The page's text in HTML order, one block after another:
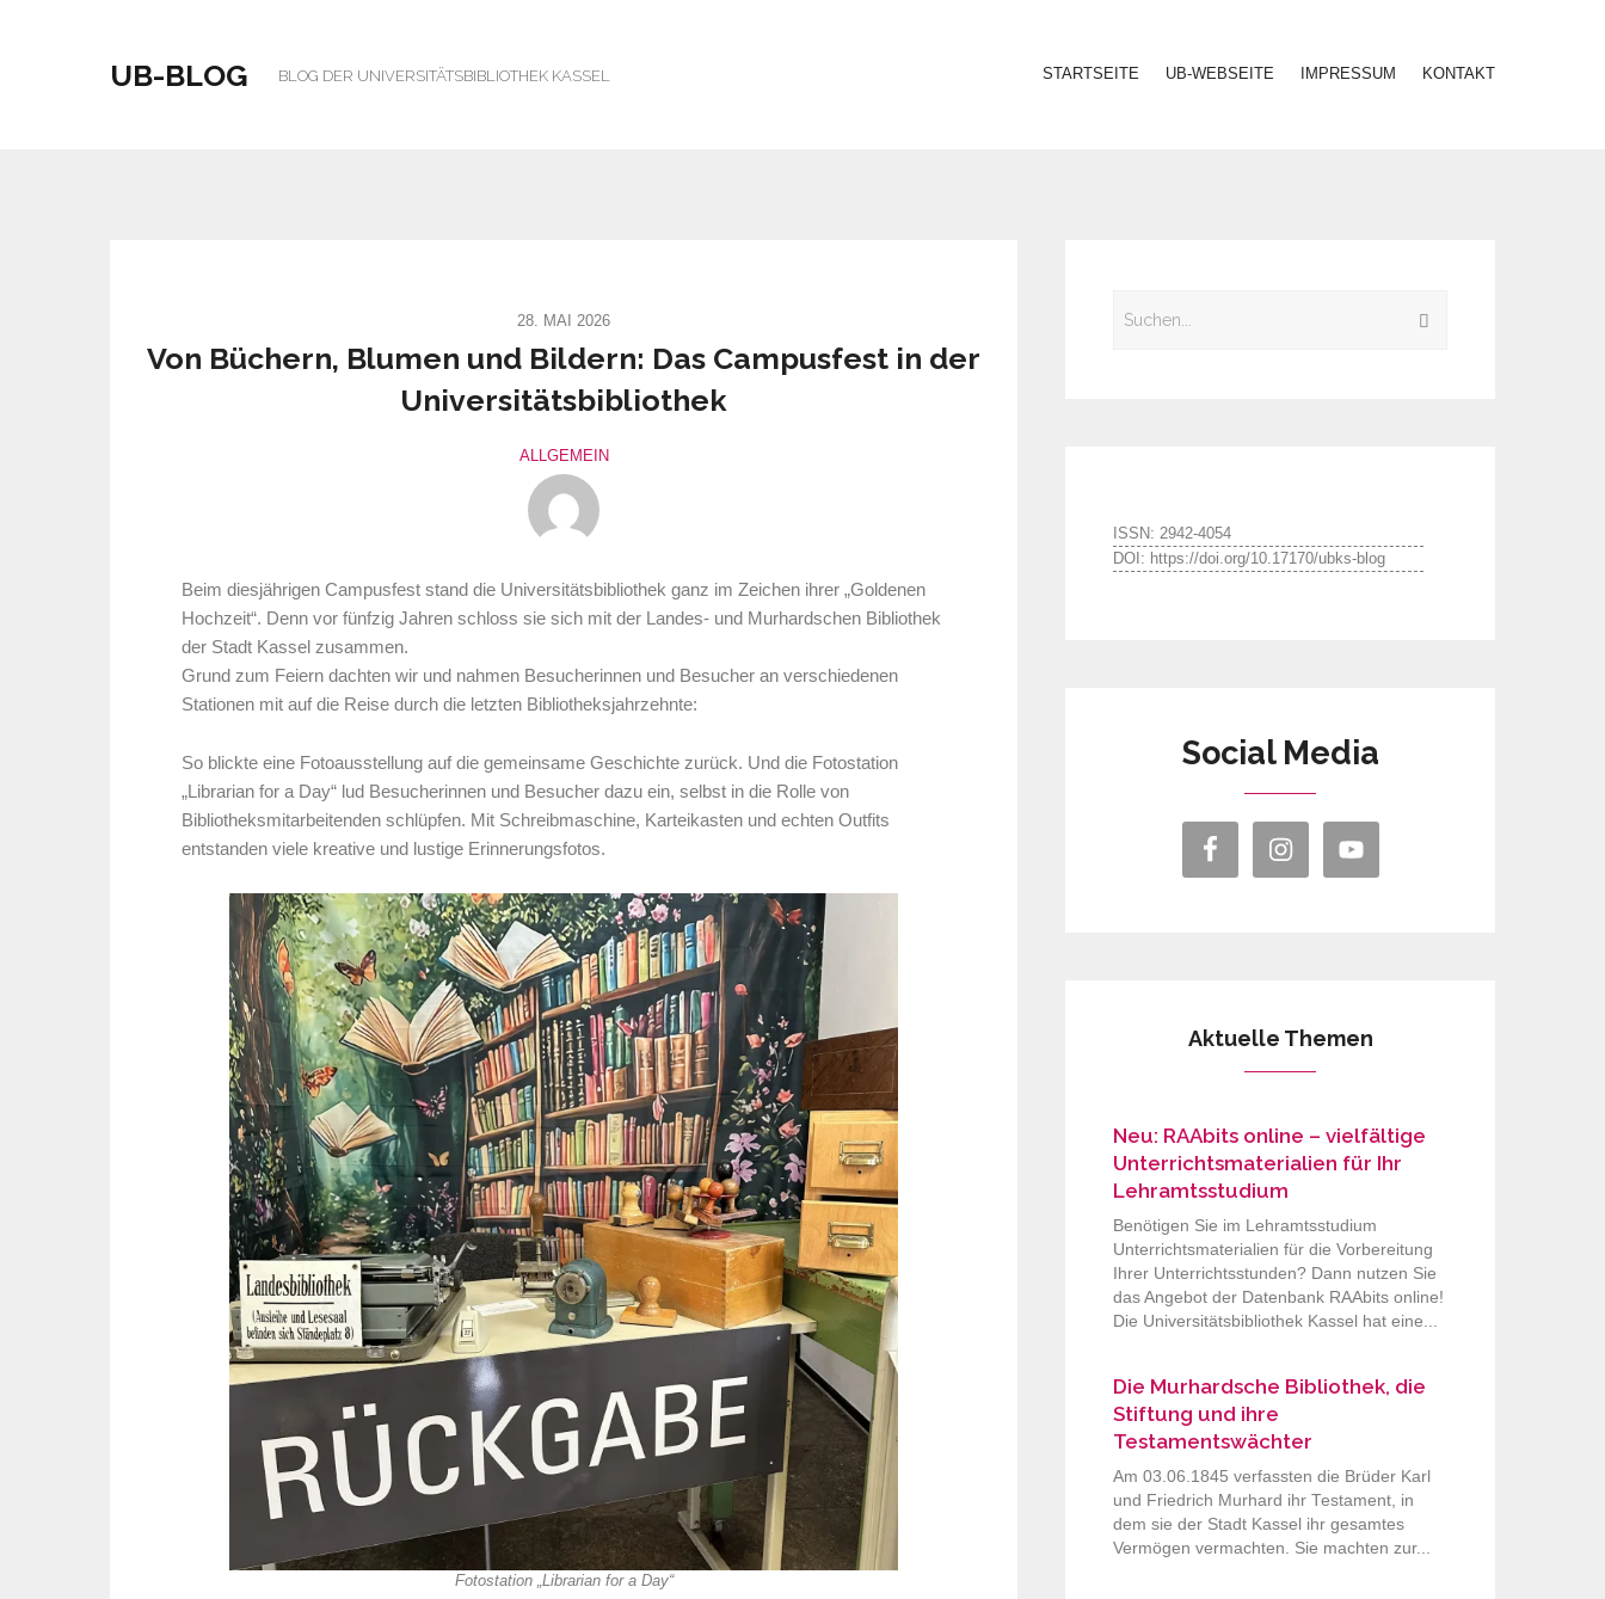
UB-BLOG BLOG DER UNIVERSITÄTSBIBLIOTHEK KASSEL STARTSEITE UB-WEBSEITE IMPRESSUM KONTAKT
28. MAI 2026
Von Büchern, Blumen und Bildern: Das Campusfest in der
Universitätsbibliothek
ALLGEMEIN
Beim diesjährigen Campusfest stand die Universitätsbibliothek ganz im Zeichen ihrer „Goldenen
Hochzeit“. Denn vor fünfzig Jahren schloss sie sich mit der Landes- und Murhardschen Bibliothek
der Stadt Kassel zusammen.
Grund zum Feiern dachten wir und nahmen Besucherinnen und Besucher an verschiedenen
Stationen mit auf die Reise durch die letzten Bibliotheksjahrzehnte:
So blickte eine Fotoausstellung auf die gemeinsame Geschichte zurück. Und die Fotostation
„Librarian for a Day“ lud Besucherinnen und Besucher dazu ein, selbst in die Rolle von
Bibliotheksmitarbeitenden schlüpfen. Mit Schreibmaschine, Karteikasten und echten Outfits
entstanden viele kreative und lustige Erinnerungsfotos.
Fotostation „Librarian for a Day“
ISSN: 2942-4054
DOI: https://doi.org/10.17170/ubks-blog
Social Media
Aktuelle Themen
Neu: RAAbits online – vielfältige
Unterrichtsmaterialien für Ihr
Lehramtsstudium
Benötigen Sie im Lehramtsstudium
Unterrichtsmaterialien für die Vorbereitung
Ihrer Unterrichtsstunden? Dann nutzen Sie
das Angebot der Datenbank RAAbits online!
Die Universitätsbibliothek Kassel hat eine...
Die Murhardsche Bibliothek, die
Stiftung und ihre
Testamentswächter
Am 03.06.1845 verfassten die Brüder Karl
und Friedrich Murhard ihr Testament, in
dem sie der Stadt Kassel ihr gesamtes
Vermögen vermachten. Sie machten zur...